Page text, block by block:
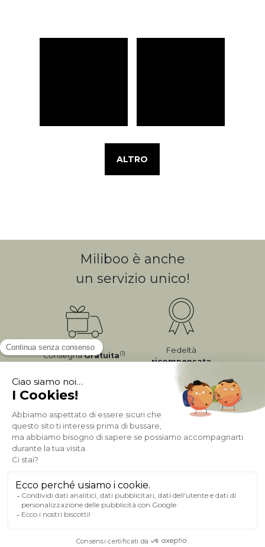
ALTRO
Miliboo è anche
un servizio unico!
ConsegnaGratuita(1)
Fedeltà
ricompensata
Pagamento sicuro
A PROPOSITO DI MILIBOO
AIUTO & CONTATTO